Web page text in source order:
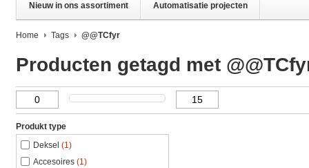
Nieuw in ons assortiment Automatisatie projecten
Home Tags @@TCfyr
Producten getagd met
Produkt type
Deksel (1)
Accesoires (1)